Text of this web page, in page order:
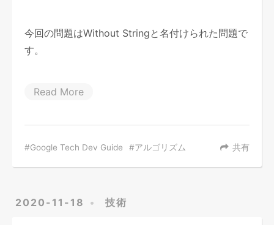
今回の問題はWithout Stringと名付けられた問題で
す。
Read More
共有
Google Tech Dev Guide アルゴリズム
2020-11-18 技術